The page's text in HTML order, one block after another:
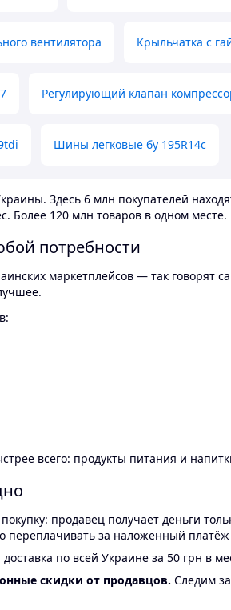
вентилятора Крыльчатка с
Регулирующий клапан
Шины легковые бу 195R14c
Здесь 6 млн покупателей
Более 120 млн товаров в одном месте.
потребности
маркетплейсов — так говорят
всего: продукты питания и
продавец получает деньги
переплачивать за наложенный
по всей Украине за 50 грн в
скидки от продавцов. Следим